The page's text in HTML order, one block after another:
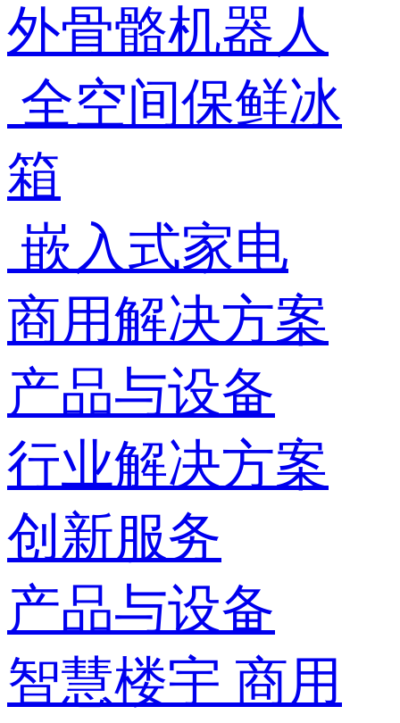
外骨骼机器人
全空间保鲜冰
箱
嵌入式家电
商用解决方案
产品与设备
行业解决方案
创新服务
产品与设备
智慧楼宇 商用